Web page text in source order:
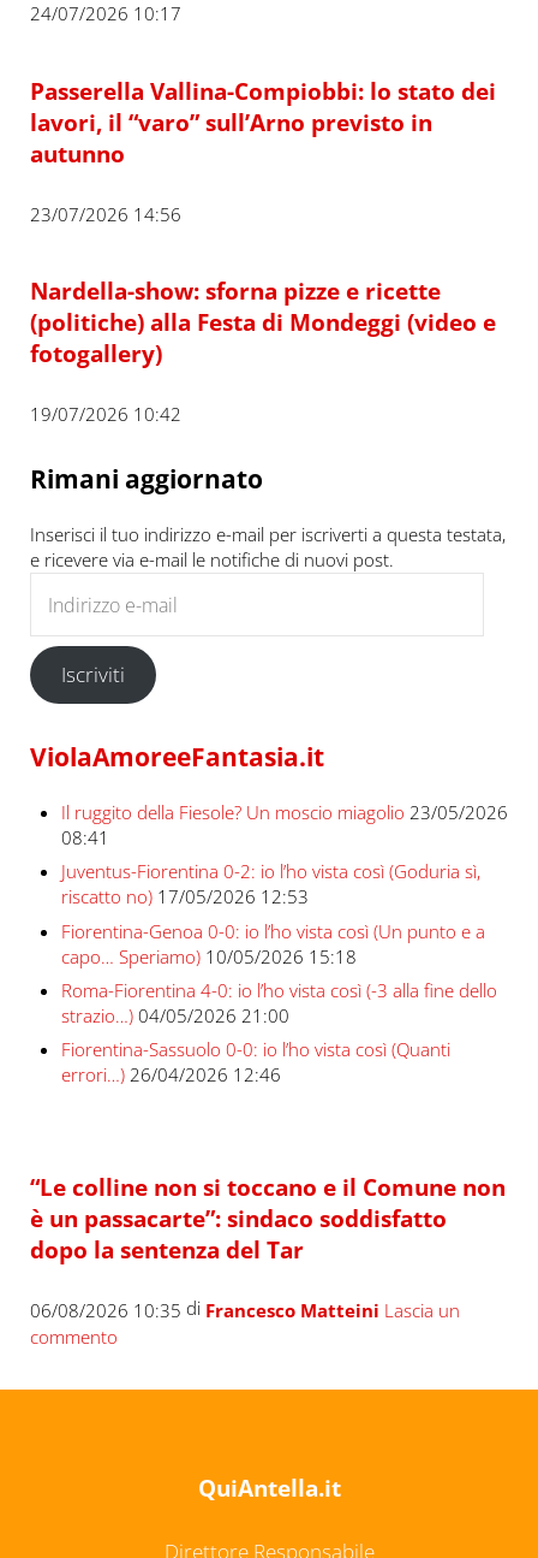
24/07/2026 10:17
Passerella Vallina-Compiobbi: lo stato dei
lavori, il “varo” sull’Arno previsto in
autunno
23/07/2026 14:56
Nardella-show: sforna pizze e ricette
(politiche) alla Festa di Mondeggi (video e
fotogallery)
19/07/2026 10:42
Rimani aggiornato
Inserisci il tuo indirizzo e-mail per iscriverti a questa testata,
e ricevere via e-mail le notifiche di nuovi post.
Iscriviti
ViolaAmoreeFantasia.it
Il ruggito della Fiesole? Un moscio miagolio 23/05/2026
08:41
Juventus-Fiorentina 0-2: io l’ho vista così (Goduria sì,
riscatto no) 17/05/2026 12:53
Fiorentina-Genoa 0-0: io l’ho vista così (Un punto e a
capo… Speriamo) 10/05/2026 15:18
Roma-Fiorentina 4-0: io l’ho vista così (-3 alla fine dello
strazio…) 04/05/2026 21:00
Fiorentina-Sassuolo 0-0: io l’ho vista così (Quanti
errori…) 26/04/2026 12:46
“Le colline non si toccano e il Comune non
è un passacarte”: sindaco soddisfatto
dopo la sentenza del Tar
06/08/2026 10:35 di Francesco Matteini Lascia un
commento
QuiAntella.it
Direttore Responsabile